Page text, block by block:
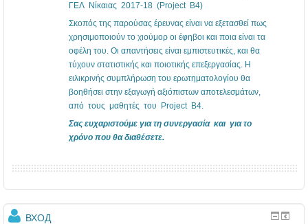
ΓΕΛ Νίκαιας 2017-18 (Project B4)
Σκοπός της παρούσας έρευνας είναι να εξετασθεί πως
χρησιμοποιούν το χιούμορ οι έφηβοι και ποια είναι τα
οφέλη του. Οι απαντήσεις είναι εμπιστευτικές, και θα
τύχουν στατιστικής και ποιοτικής επεξεργασίας. Η
ειλικρινής συμπλήρωση του ερωτηματολογίου θα
βοηθήσει στην εξαγωγή αξιόπιστων αποτελεσμάτων,
από τους μαθητές του Project Β4.
Σας ευχαριστούμε για τη συνεργασία και για το
χρόνο που θα διαθέσετε.
ВХОД